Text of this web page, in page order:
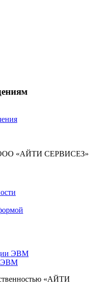
«АЙТИ СЕРВИСЕЗ»
ЭВМ
ЭВМ
«АЙТИ